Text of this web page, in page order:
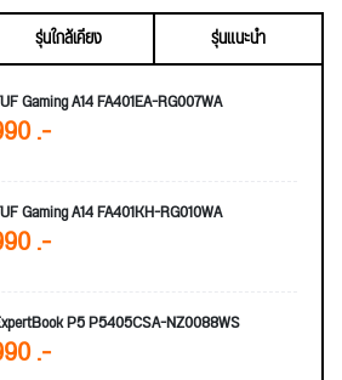
รุ่นใกล้เคียง
รุ่นแนะนำ
Gaming A14 FA401EA-RG007WA
.-
Gaming A14 FA401KH-RG010WA
.-
P5 P5405CSA-NZ0088WS
.-